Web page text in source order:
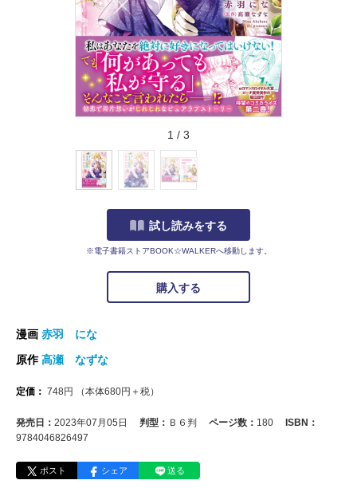
1 / 3
試し読みをする
※電子書籍ストアBOOK☆WALKERへ移動します。
購入する
漫画 赤羽 にな
原作高瀬 なずな
定価： 748円 （本体680円＋税）
発売日： 2023年07月05日 判型： Ｂ６判 ページ数： 180
ISBN：
9784046826497
ポスト シェア 送る